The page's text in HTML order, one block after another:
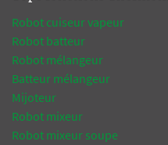
Robot cuiseur vapeur
Robot batteur
Robot mélangeur
Batteur mélangeur
Mijoteur
Robot mixeur
Robot mixeur soupe